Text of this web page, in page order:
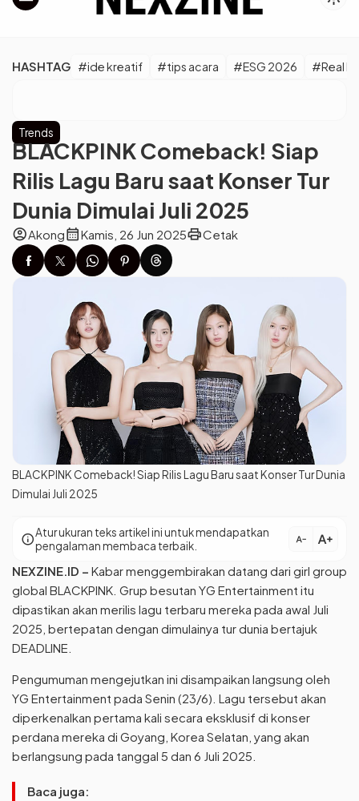
HASHTAG #ide kreatif #tips acara #ESG 2026 #Real
Trends
BLACKPINK Comeback! Siap
Rilis Lagu Baru saat Konser Tur
Dunia Dimulai Juli 2025
account_circleAkongcalendar_monthKamis, 26 Jun 2025printCetak
BLACKPINK Comeback! Siap Rilis Lagu Baru saat Konser Tur Dunia
Dimulai Juli 2025
infoAtur ukuran teks artikel ini untuk mendapatkan
pengalaman membaca terbaik.
text_decrease text_increase
NEXZINE.ID – Kabar menggembirakan datang dari girl group
global BLACKPINK. Grup besutan YG Entertainment itu
dipastikan akan merilis lagu terbaru mereka pada awal Juli
2025, bertepatan dengan dimulainya tur dunia bertajuk
DEADLINE.
Pengumuman mengejutkan ini disampaikan langsung oleh
YG Entertainment pada Senin (23/6). Lagu tersebut akan
diperkenalkan pertama kali secara eksklusif di konser
perdana mereka di Goyang, Korea Selatan, yang akan
berlangsung pada tanggal 5 dan 6 Juli 2025.
Baca juga: